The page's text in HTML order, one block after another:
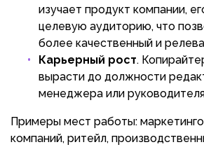
изучает продукт компании,
целевую аудиторию, что
более качественный и
Карьерный рост.
вырасти до должности
менеджера или
Примеры мест работы:
компаний, ритейл,